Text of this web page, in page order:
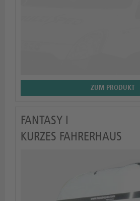
ZUM PRODUKT
FANTASY I
KURZES FAHRERHAUS